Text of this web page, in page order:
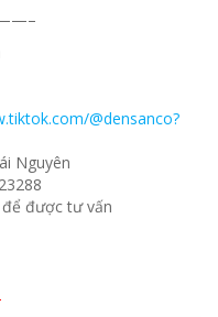
@densanco?
Nguyên
được tư vấn